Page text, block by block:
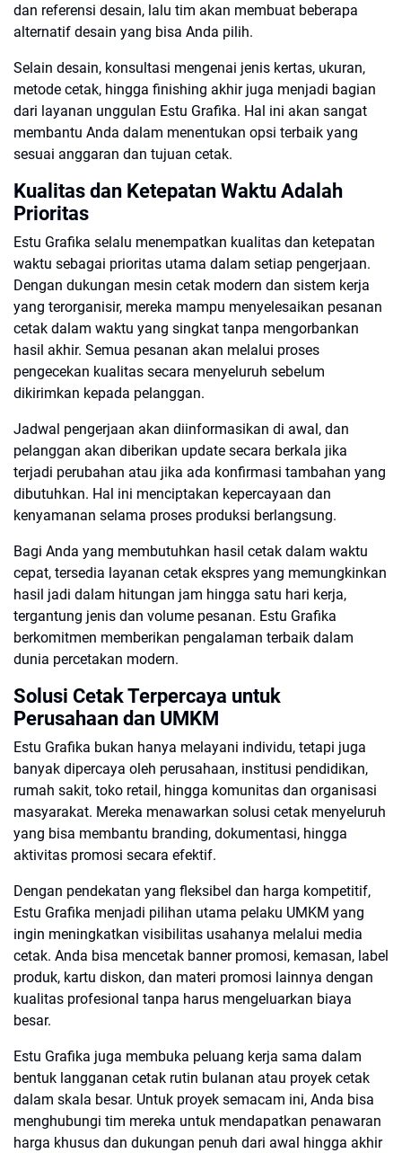
dan referensi desain, lalu tim akan membuat beberapa
alternatif desain yang bisa Anda pilih.
Selain desain, konsultasi mengenai jenis kertas, ukuran,
metode cetak, hingga finishing akhir juga menjadi bagian
dari layanan unggulan Estu Grafika. Hal ini akan sangat
membantu Anda dalam menentukan opsi terbaik yang
sesuai anggaran dan tujuan cetak.
Kualitas dan Ketepatan Waktu Adalah
Prioritas
Estu Grafika selalu menempatkan kualitas dan ketepatan
waktu sebagai prioritas utama dalam setiap pengerjaan.
Dengan dukungan mesin cetak modern dan sistem kerja
yang terorganisir, mereka mampu menyelesaikan pesanan
cetak dalam waktu yang singkat tanpa mengorbankan
hasil akhir. Semua pesanan akan melalui proses
pengecekan kualitas secara menyeluruh sebelum
dikirimkan kepada pelanggan.
Jadwal pengerjaan akan diinformasikan di awal, dan
pelanggan akan diberikan update secara berkala jika
terjadi perubahan atau jika ada konfirmasi tambahan yang
dibutuhkan. Hal ini menciptakan kepercayaan dan
kenyamanan selama proses produksi berlangsung.
Bagi Anda yang membutuhkan hasil cetak dalam waktu
cepat, tersedia layanan cetak ekspres yang memungkinkan
hasil jadi dalam hitungan jam hingga satu hari kerja,
tergantung jenis dan volume pesanan. Estu Grafika
berkomitmen memberikan pengalaman terbaik dalam
dunia percetakan modern.
Solusi Cetak Terpercaya untuk
Perusahaan dan UMKM
Estu Grafika bukan hanya melayani individu, tetapi juga
banyak dipercaya oleh perusahaan, institusi pendidikan,
rumah sakit, toko retail, hingga komunitas dan organisasi
masyarakat. Mereka menawarkan solusi cetak menyeluruh
yang bisa membantu branding, dokumentasi, hingga
aktivitas promosi secara efektif.
Dengan pendekatan yang fleksibel dan harga kompetitif,
Estu Grafika menjadi pilihan utama pelaku UMKM yang
ingin meningkatkan visibilitas usahanya melalui media
cetak. Anda bisa mencetak banner promosi, kemasan, label
produk, kartu diskon, dan materi promosi lainnya dengan
kualitas profesional tanpa harus mengeluarkan biaya
besar.
Estu Grafika juga membuka peluang kerja sama dalam
bentuk langganan cetak rutin bulanan atau proyek cetak
dalam skala besar. Untuk proyek semacam ini, Anda bisa
menghubungi tim mereka untuk mendapatkan penawaran
harga khusus dan dukungan penuh dari awal hingga akhir